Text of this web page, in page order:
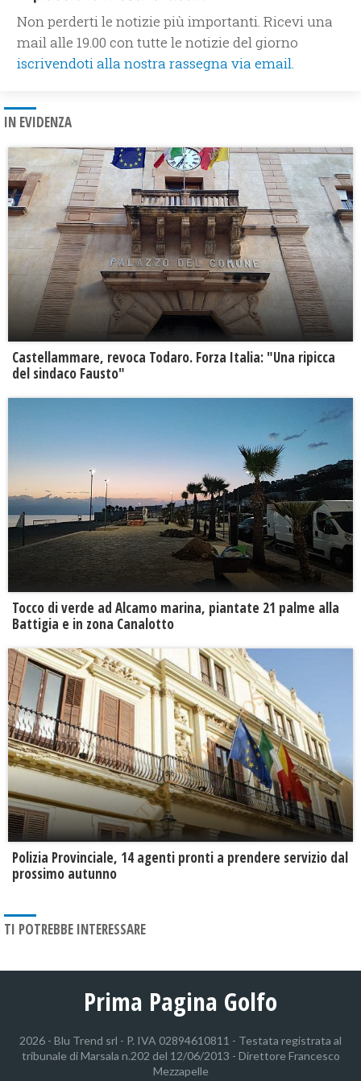
Non perderti le notizie più importanti. Ricevi una
mail alle 19.00 con tutte le notizie del giorno
iscrivendoti alla nostra rassegna via email.
IN EVIDENZA
Castellammare, revoca Todaro. Forza Italia: "Una ripicca
del sindaco Fausto"
Tocco di verde ad Alcamo marina, piantate 21 palme alla
Battigia e in zona Canalotto
​Polizia Provinciale, 14 agenti pronti a prendere servizio dal
prossimo autunno
TI POTREBBE INTERESSARE
Prima Pagina Golfo
2026 - Blu Trend srl - P. IVA 02894610811 - Testata registrata al
tribunale di Marsala n.202 del 12/06/2013 - Direttore Francesco
Mezzapelle